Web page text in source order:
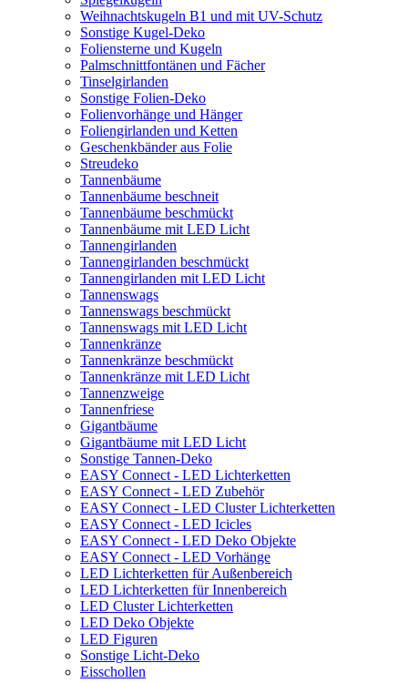
Weihnachtskugeln B1 und mit UV-Schutz
Sonstige Kugel-Deko
Foliensterne und Kugeln
Palmschnittfontänen und Fächer
Tinselgirlanden
Sonstige Folien-Deko
Folienvorhänge und Hänger
Foliengirlanden und Ketten
Geschenkbänder aus Folie
Streudeko
Tannenbäume
Tannenbäume beschneit
Tannenbäume beschmückt
Tannenbäume mit LED Licht
Tannengirlanden
Tannengirlanden beschmückt
Tannengirlanden mit LED Licht
Tannenswags
Tannenswags beschmückt
Tannenswags mit LED Licht
Tannenkränze
Tannenkränze beschmückt
Tannenkränze mit LED Licht
Tannenzweige
Tannenfriese
Gigantbäume
Gigantbäume mit LED Licht
Sonstige Tannen-Deko
EASY Connect - LED Lichterketten
EASY Connect - LED Zubehör
EASY Connect - LED Cluster Lichterketten
EASY Connect - LED Icicles
EASY Connect - LED Deko Objekte
EASY Connect - LED Vorhänge
LED Lichterketten für Außenbereich
LED Lichterketten für Innenbereich
LED Cluster Lichterketten
LED Deko Objekte
LED Figuren
Sonstige Licht-Deko
Eisschollen